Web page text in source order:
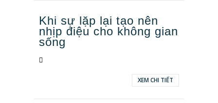
Khi sự lặp lại tạo nên
nhịp điệu cho không gian
sống
XEM CHI TIẾT